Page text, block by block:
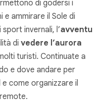
di godersi i
e ammirare il Sole di
invernali, l’
di vedere l’aurora
turisti. Continuate a
e dove andare per
come organizzare il